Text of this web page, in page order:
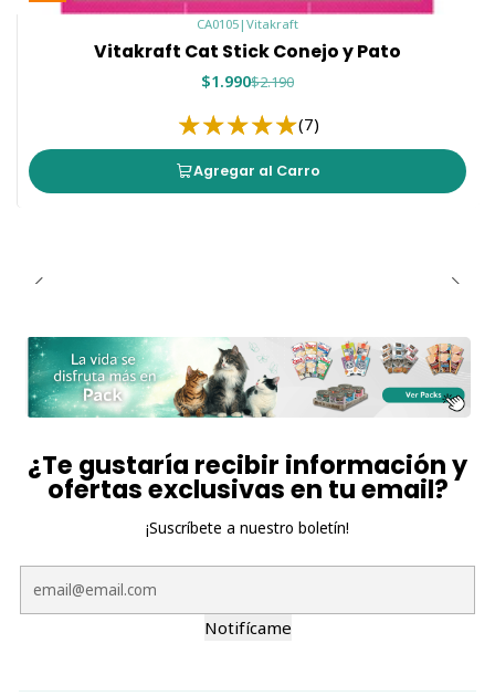
CA0105 | Vitakraft
Vitakraft Cat Stick Conejo y Pato
$1.990$2.190
(7)
Agregar al Carro
¿Te gustaría recibir información y
ofertas exclusivas en tu email?
¡Suscríbete a nuestro boletín!
Notifícame